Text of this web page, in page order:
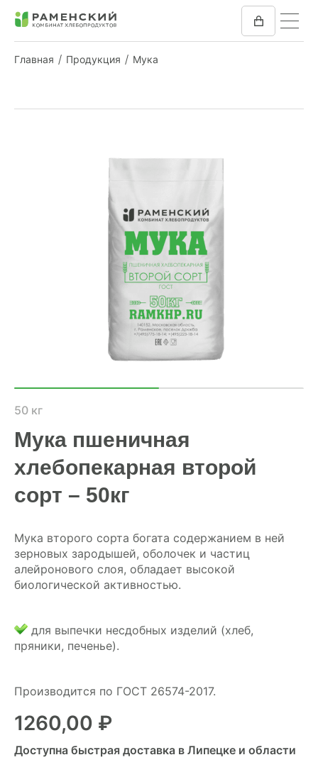
Главная Продукция Мука
50 кг
Мука пшеничная
хлебопекарная второй
сорт – 50кг
Мука второго сорта богата содержанием в ней
зерновых зародышей, оболочек и частиц
алейронового слоя, обладает высокой
биологической активностью.
для выпечки несдобных изделий (хлеб,
пряники, печенье).
Производится по ГОСТ 26574-2017.
1260,00 ₽
Доступна быстрая доставка в Липецке и области
ПРАЙС
ГДЕ КУПИТЬ
КОНТАКТЫ
8 (804) 700-18-14
ПРАЙС-ЛИСТ